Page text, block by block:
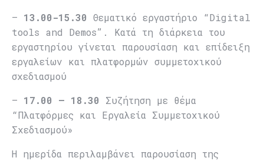
– 13.00-15.30 Θεματικό εργαστήριο “Digital
tools and Demos”. Κατά τη διάρκεια του
εργαστηρίου γίνεται παρουσίαση και επίδειξη
εργαλείων και πλατφορμών συμμετοχικού
σχεδιασμού
– 17.00 – 18.30 Συζήτηση με θέμα
“Πλατφόρμες και Εργαλεία Συμμετοχικού
Σχεδιασμού»
Η ημερίδα περιλαμβάνει παρουσίαση της